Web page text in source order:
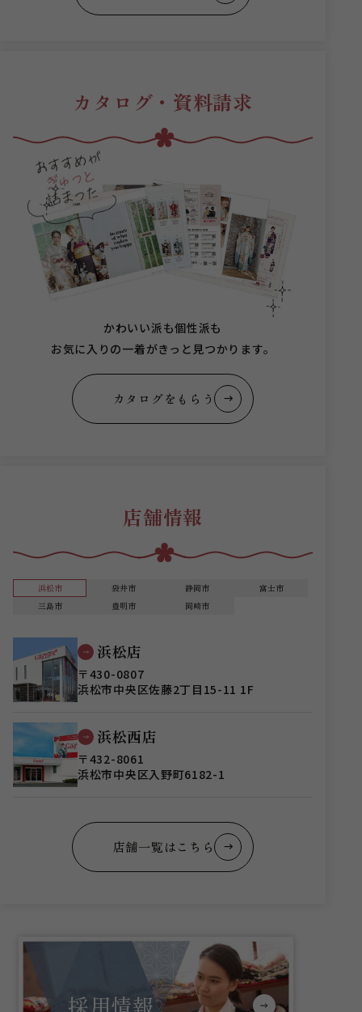
カタログ・資料請求
かわいい派も個性派も
お気に入りの一着がきっと見つかります。
カタログをもらう
店舗情報
浜松市 袋井市 静岡市
富士市
三島市
豊明市 岡崎市
浜松店
〒430-0807
浜松市中央区佐藤2丁目15-11 1F
浜松西店
〒432-8061
浜松市中央区入野町6182-1
店舗一覧はこちら
採用情報